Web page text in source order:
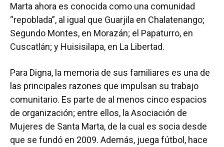
Marta ahora es conocida como una comunidad
“repoblada”, al igual que Guarjila en Chalatenango;
Segundo Montes, en Morazán; el Papaturro, en
Cuscatlán; y Huisisilapa, en La Libertad.
Para Digna, la memoria de sus familiares es una de
las principales razones que impulsan su trabajo
comunitario. Es parte de al menos cinco espacios
de organización; entre ellos, la Asociación de
Mujeres de Santa Marta, de la cual es socia desde
que se fundó en 2009. Además, juega fútbol, hace